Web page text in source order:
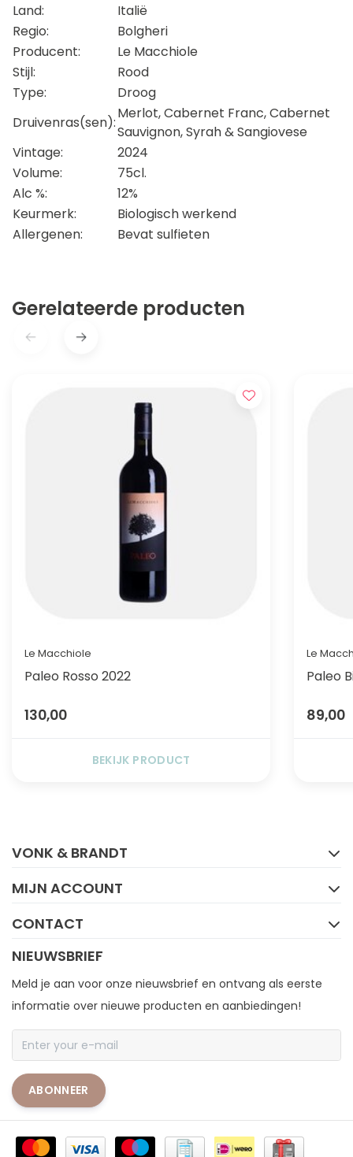
Land:
Italië
Regio:
Bolgheri
Producent:
Le Macchiole
Stijl:
Rood
Type:
Droog
Druivenras(sen):
Merlot, Cabernet Franc, Cabernet
Sauvignon, Syrah & Sangiovese
Vintage:
2024
Volume:
75cl.
Alc %:
12%
Keurmerk:
Biologisch werkend
Allergenen:
Bevat sulfieten
Gerelateerde producten
Le Macchiole
Paleo Rosso 2022
130,00
BEKIJK PRODUCT
Le
Paleo
89,00
VONK & BRANDT
MIJN ACCOUNT
CONTACT
NIEUWSBRIEF
Meld je aan voor onze nieuwsbrief en ontvang als eerste
informatie over nieuwe producten en aanbiedingen!
ABONNEER